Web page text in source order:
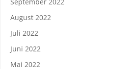
August 2022
Juli 2022
Juni 2022
Mai 2022